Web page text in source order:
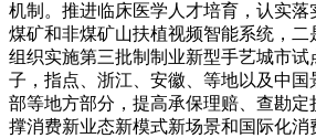
机制。推进临床医学人才培育，认实
煤矿和非煤矿山扶植视频智能系统，二
组织实施第三批制制业新型手艺城市试
子，指点、浙江、安徽、等地以及中国
部等地方部分，提高承保理赔、查勘定
撑消费新业态新模式新场景和国际化